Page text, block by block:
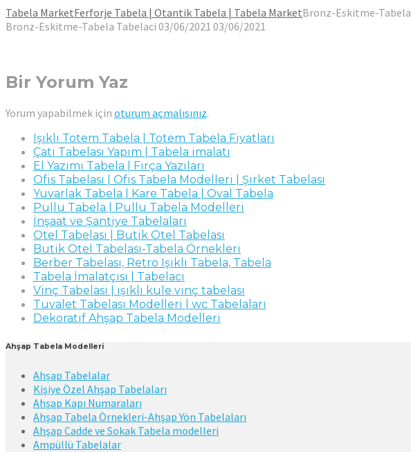
Tabela MarketFerforje Tabela | Otantik Tabela | Tabela MarketBronz-Eskitme-Tabela
Bronz-Eskitme-Tabela Tabelaci 03/06/2021 03/06/2021
Bir Yorum Yaz
Yorum yapabilmek için oturum açmalısınız.
Işıklı Totem Tabela | Totem Tabela Fiyatları
Çatı Tabelası Yapım | Tabela imalatı
El Yazımı Tabela | Fırça Yazıları
Ofis Tabelası | Ofis Tabela Modelleri | Şirket Tabelası
Yuvarlak Tabela | Kare Tabela | Oval Tabela
Pullu Tabela | Pullu Tabela Modelleri
İnşaat ve Şantiye Tabelaları
Otel Tabelası | Butik Otel Tabelası
Butik Otel Tabelası-Tabela Örnekleri
Berber Tabelası, Retro Işıklı Tabela, Tabela
Tabela İmalatçısı | Tabelacı
Vinç Tabelası | ışıklı kule vinç tabelası
Tuvalet Tabelası Modelleri | wc Tabelaları
Dekoratif Ahşap Tabela Modelleri
Ahşap Tabela Modelleri
Ahşap Tabelalar
Kişiye Özel Ahşap Tabelaları
Ahşap Kapı Numaraları
Ahşap Tabela Örnekleri-Ahşap Yön Tabelaları
Ahşap Cadde ve Sokak Tabela modelleri
Ampüllü Tabelalar